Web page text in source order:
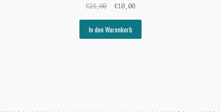
€24,00
Ursprünglicher
war:
€24,00
€10,00Aktueller
€10,00.
In den Warenkorb